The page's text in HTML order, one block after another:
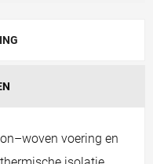
voering en